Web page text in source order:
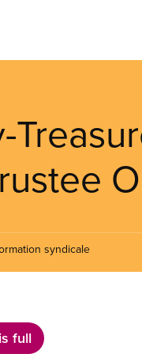
syndicale
full